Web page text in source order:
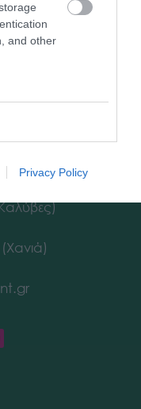
and other
Privacy Policy
Σούδας